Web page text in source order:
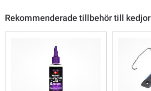
Rekommenderade tillbehör till kedjor